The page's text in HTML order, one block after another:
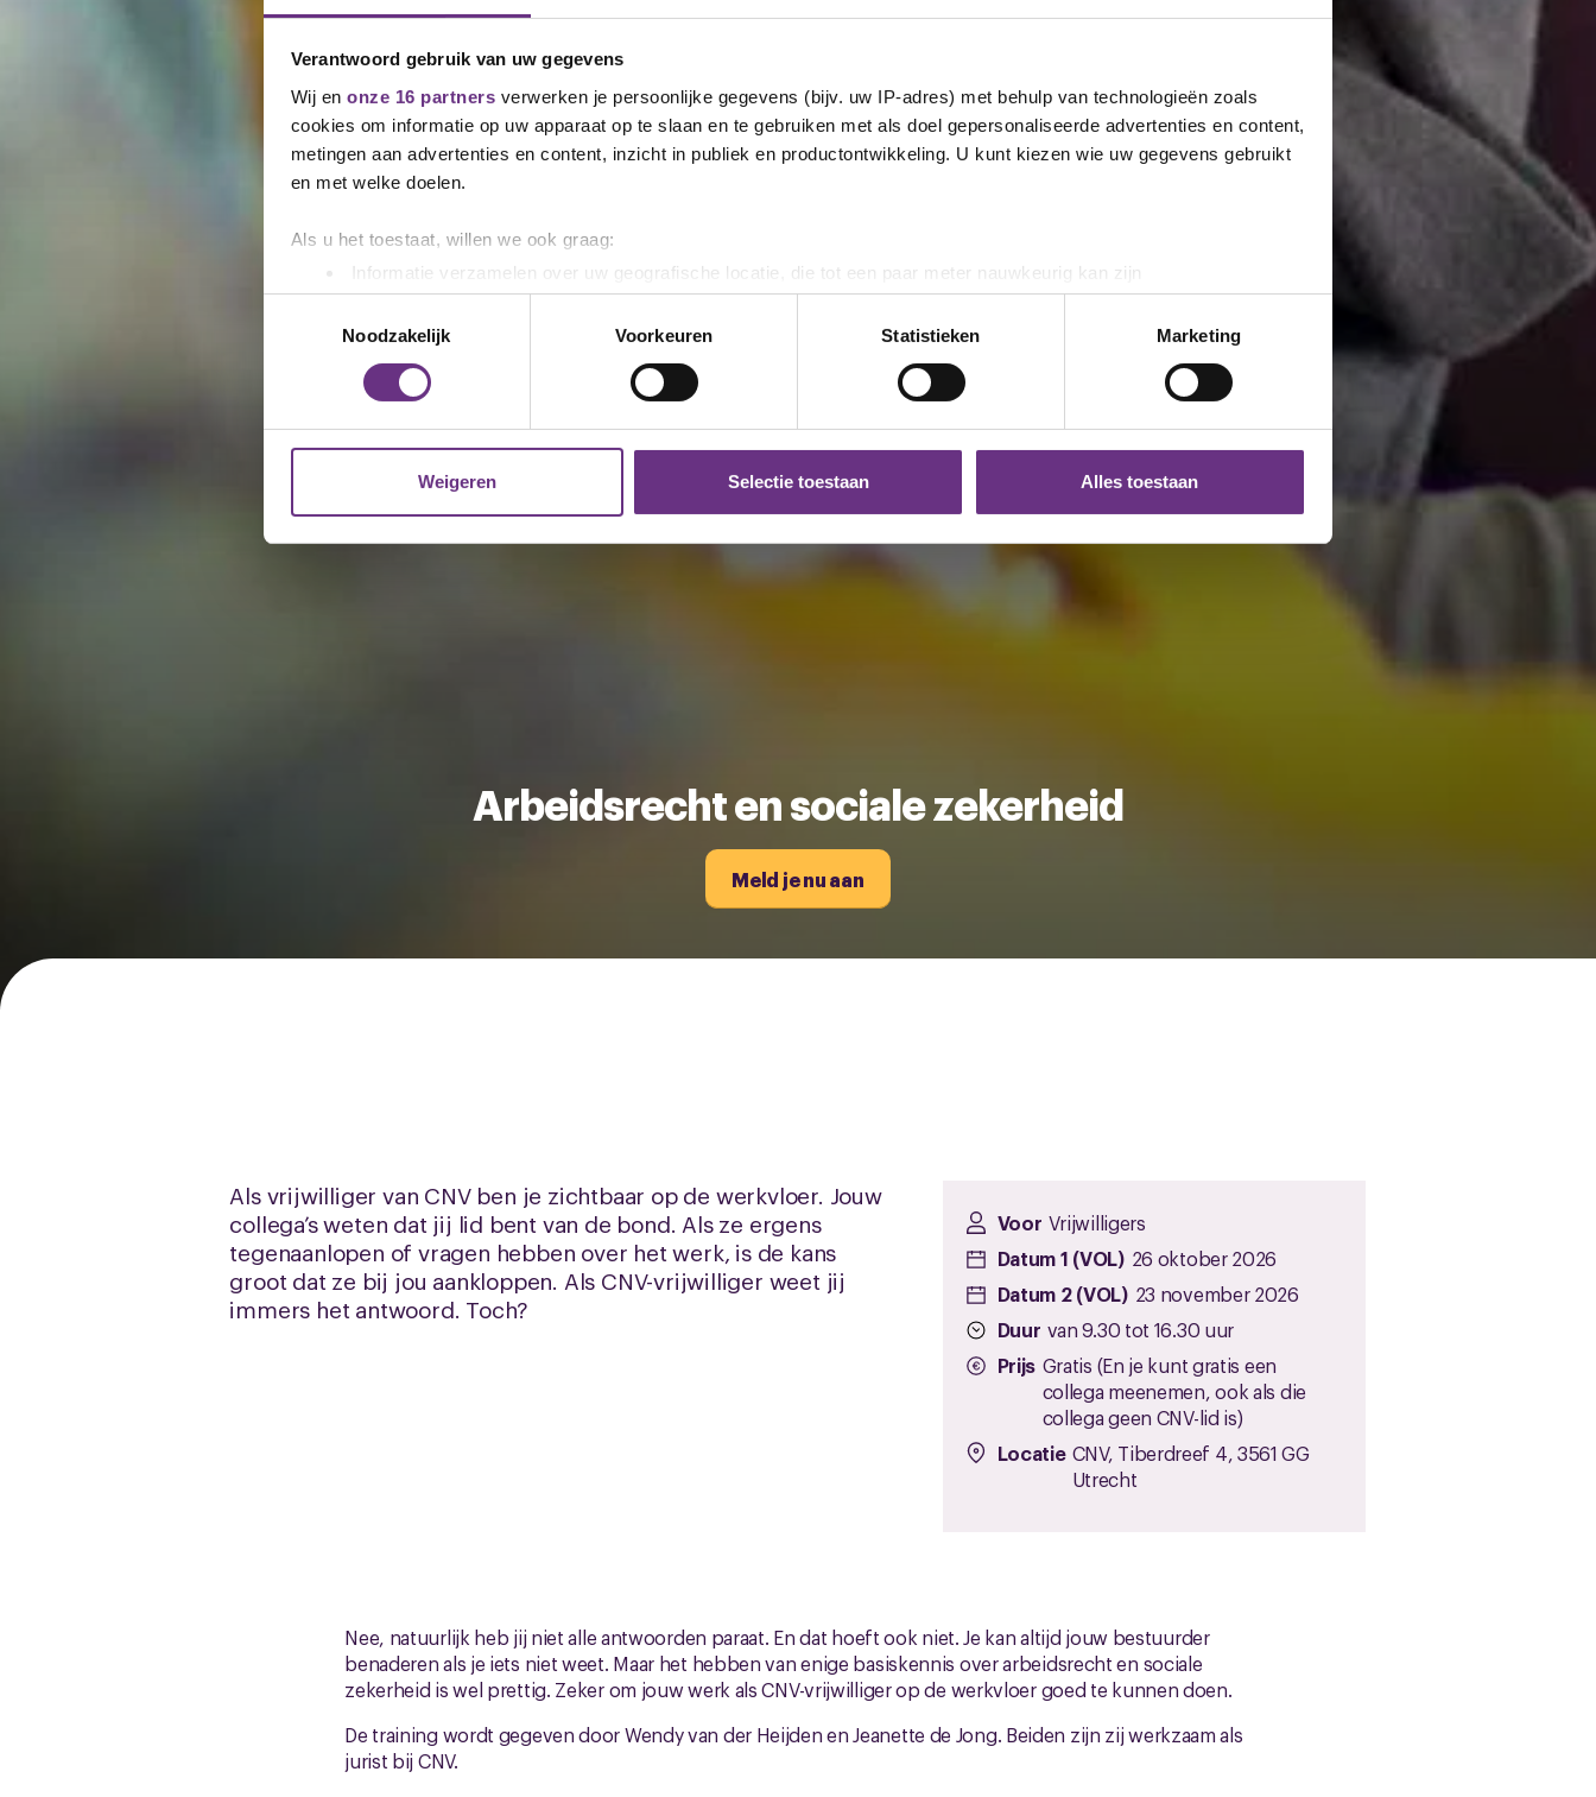
Verantwoord gebruik van uw gegevens
Wij en onze 16 partners verwerken je persoonlijke gegevens (bijv. uw IP-adres) met behulp van technologieën zoals
cookies om informatie op uw apparaat op te slaan en te gebruiken met als doel gepersonaliseerde advertenties en content,
metingen aan advertenties en content, inzicht in publiek en productontwikkeling. U kunt kiezen wie uw gegevens gebruikt
en met welke doelen.
Als u het toestaat, willen we ook graag:
Informatie verzamelen over uw geografische locatie, die tot een paar meter nauwkeurig kan zijn
Uw apparaat identificeren door het actief te scannen op specifieke eigenschappen (fingerprinting)
Lees meer over hoe uw persoonlijke gegevens worden verwerkt en stel uw voorkeuren in het
detailgedeeltein. U kunt uw
toestemming op elk moment wijzigen of intrekken in de Cookieverklaring.
websiteverkeer te analyseren. Ook delen we informatie over uw gebruik van onze site met onze partners voor social
media, adverteren en analyse. Deze partners kunnen deze gegevens combineren met andere informatie die u aan ze heeft
U kunt uw toestemming op elk moment wijzigen of intrekken via de cookieverklaring
of door te klikken op het ronde
Noodzakelijk
Voorkeuren Statistieken Marketing
Weigeren Selectie toestaan Alles toestaan
Arbeidsrecht en sociale zekerheid
Meld je nu aan
Als vrijwilliger van CNV ben je zichtbaar op de werkvloer. Jouw
collega’s weten dat jij lid bent van de bond. Als ze ergens
tegenaanlopen of vragen hebben over het werk, is de kans
groot dat ze bij jou aankloppen. Als CNV-vrijwilliger weet jij
immers het antwoord. Toch?
Voor Vrijwilligers
Datum 1 (VOL) 26 oktober 2026
Datum 2 (VOL) 23 november 2026
Duur van 9.30 tot 16.30 uur
Prijs Gratis (En je kunt gratis een
collega meenemen, ook als die
collega geen CNV-lid is)
Locatie CNV, Tiberdreef 4, 3561 GG
Utrecht
Nee, natuurlijk heb jij niet alle antwoorden paraat. En dat hoeft ook niet. Je kan altijd jouw bestuurder
benaderen als je iets niet weet. Maar het hebben van enige basiskennis over arbeidsrecht en sociale
zekerheid is wel prettig. Zeker om jouw werk als CNV-vrijwilliger op de werkvloer goed te kunnen doen.
De training wordt gegeven door Wendy van der Heijden en Jeanette de Jong. Beiden zijn zij werkzaam als
jurist bij CNV.